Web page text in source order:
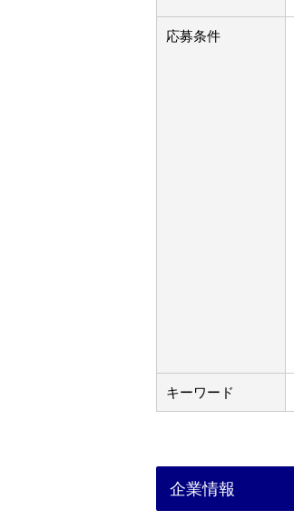
応募条件
キーワード
企業情報